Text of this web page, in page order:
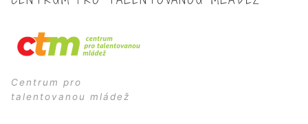
Centrum pro
talentovanou mládež